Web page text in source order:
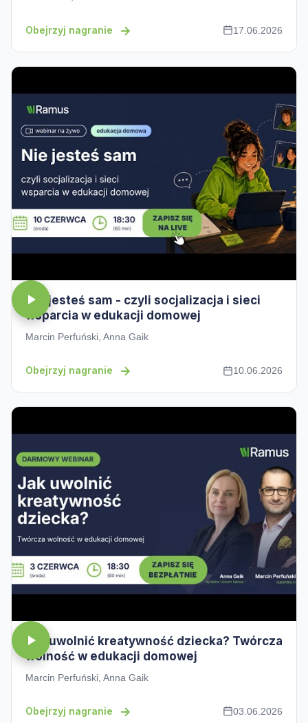
Obejrzyj nagranie 17.06.2026
Nie jesteś sam - czyli socjalizacja i sieci
wsparcia w edukacji domowej
Marcin Perfuński, Anna Gaik
Obejrzyj nagranie 10.06.2026
Jak uwolnić kreatywność dziecka? Twórcza
wolność w edukacji domowej
Marcin Perfuński, Anna Gaik
Obejrzyj nagranie 03.06.2026